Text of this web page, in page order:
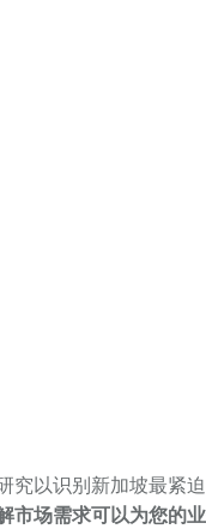
究以识别新加坡最紧
市场需求可以为您的